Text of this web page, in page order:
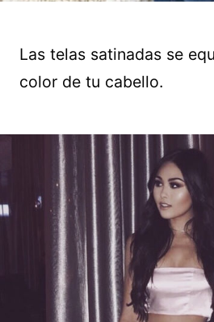
Las telas satinadas se
color de tu cabello.